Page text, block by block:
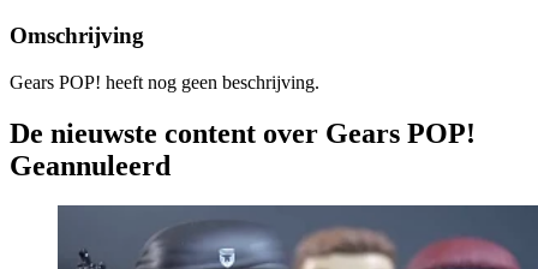
Omschrijving
Gears POP! heeft nog geen beschrijving.
De nieuwste content over Gears POP!
Geannuleerd